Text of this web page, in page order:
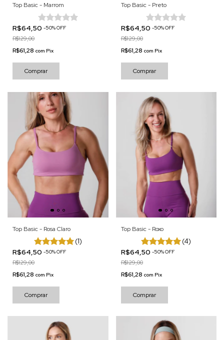
Top Basic - Marrom
R$64,50 -50%OFF
R$129,00
R$61,28 com Pix
Comprar
Top Basic - Preto
R$64,50 -50%OFF
R$129,00
R$61,28 com Pix
Comprar
Top Basic - Rosa Claro
(1)
R$64,50 -50%OFF
R$129,00
R$61,28 com Pix
Comprar
Top Basic - Roxo
(4)
R$64,50 -50%OFF
R$129,00
R$61,28 com Pix
Comprar